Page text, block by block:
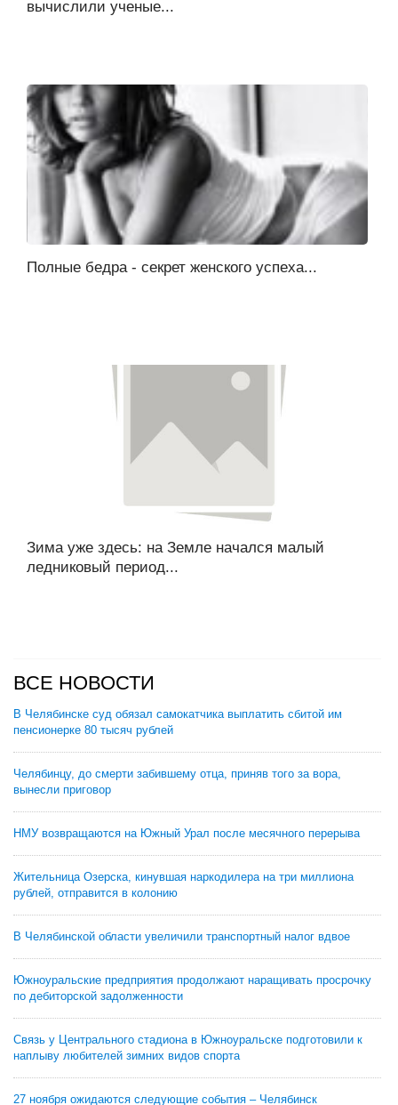
вычислили ученые...
Полные бедра - секрет женского успеха...
Зима уже здесь: на Земле начался малый
ледниковый период...
ВСЕ НОВОСТИ
В Челябинске суд обязал самокатчика выплатить сбитой им
пенсионерке 80 тысяч рублей
Челябинцу, до смерти забившему отца, приняв того за вора,
вынесли приговор
НМУ возвращаются на Южный Урал после месячного перерыва
Жительница Озерска, кинувшая наркодилера на три миллиона
рублей, отправится в колонию
В Челябинской области увеличили транспортный налог вдвое
Южноуральские предприятия продолжают наращивать просрочку
по дебиторской задолженности
Связь у Центрального стадиона в Южноуральске подготовили к
наплыву любителей зимних видов спорта
27 ноября ожидаются следующие события – Челябинск